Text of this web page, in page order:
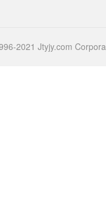
2021 Jtyjy.com